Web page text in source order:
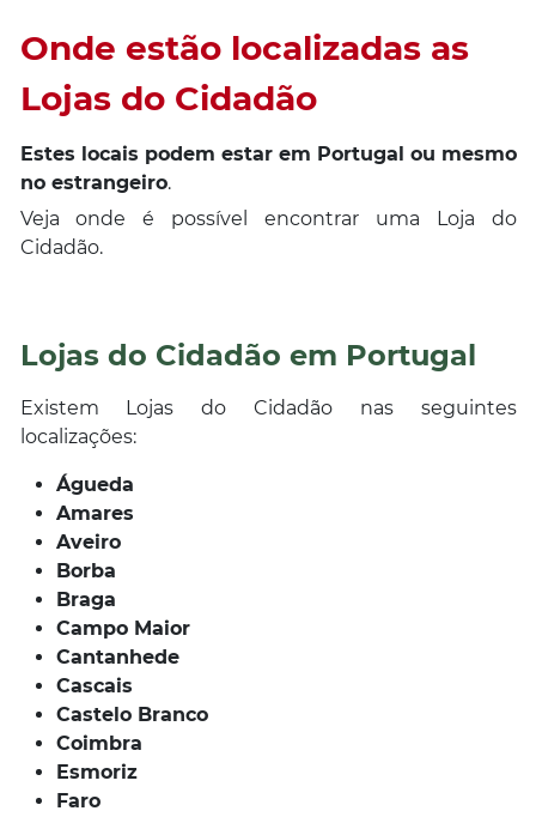
Onde estão localizadas as
Lojas do Cidadão
Estes locais podem estar em Portugal ou mesmo
no estrangeiro.
Veja onde é possível encontrar uma Loja do
Cidadão.
Lojas do Cidadão em Portugal
Existem Lojas do Cidadão nas seguintes
localizações:
Águeda
Amares
Aveiro
Borba
Braga
Campo Maior
Cantanhede
Cascais
Castelo Branco
Coimbra
Esmoriz
Faro